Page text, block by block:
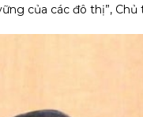
của các đô thị”, Chủ